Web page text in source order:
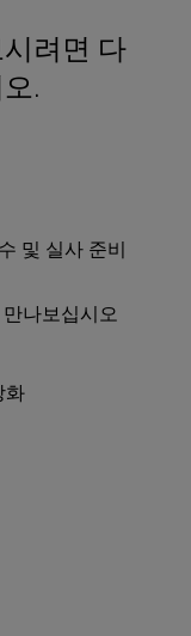
려면 다
.
및 실사 준비
나보십시오
화